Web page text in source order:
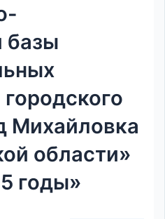
базы
Михайловка
области»
годы»